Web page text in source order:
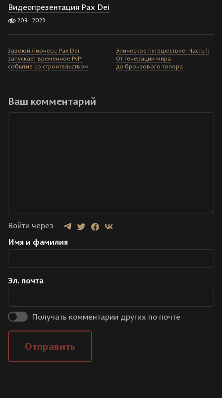
Видеопрезентация Pax Dei
209 2023
Завоюй Лионесс: Pax Dei
запускает временное PvP-
событие со строительством
Эпическое путешествие. Часть 1:
От генерации мира
до бронзового топора
Ваш комментарий
Войти через
Имя и фамилия
Эл. почта
Получать комментарии других по почте
Отправить